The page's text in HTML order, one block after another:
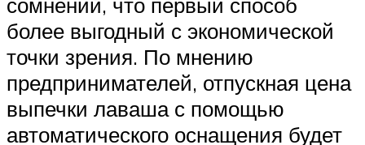
более выгодный с экономической
точки зрения. По мнению
предпринимателей, отпускная цена
выпечки лаваша с помощью
автоматического оснащения будет